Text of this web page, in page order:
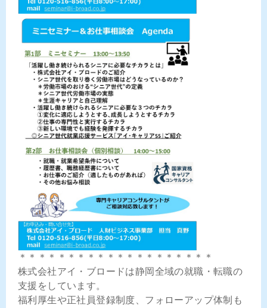
＊＊＊＊＊＊＊＊＊＊＊＊＊＊＊＊＊＊＊＊
株式会社アイ・ブロードは静岡全域の就職・転職の
支援をしています。
福利厚生や正社員登録制度、フォローアップ体制も